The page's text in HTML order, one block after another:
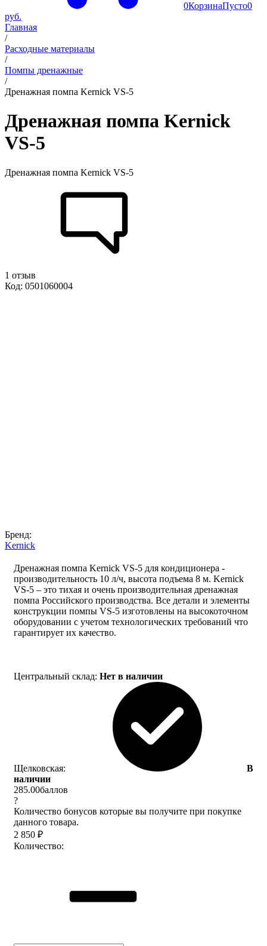
0КорзинаПусто0
руб.
Главная
/
Расходные материалы
/
Помпы дренажные
/
Дренажная помпа Kernick VS-5
Дренажная помпа Kernick
VS-5
Дренажная помпа Kernick VS-5
1 отзыв
Код: 0501060004
Бренд:
Kernick
Дренажная помпа Kernick VS-5 для кондиционера -
производительность 10 л/ч, высота подъема 8 м. Kernick
VS-5 – это тихая и очень производительная дренажная
помпа Российского производства. Все детали и элементы
конструкции помпы VS-5 изготовлены на высокоточном
оборудовании с учетом технологических требований что
гарантирует их качество.
Центральный склад: Нет в наличии
Щелковская:
В
наличии
285.00баллов
?
Количество бонусов которые вы получите при покупке
данного товара.
2 850 ₽
Количество: